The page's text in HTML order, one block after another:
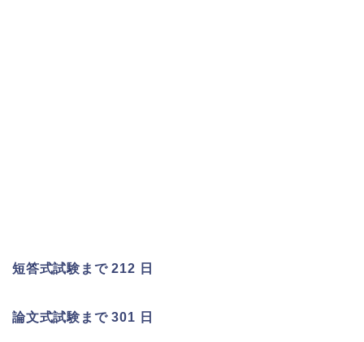
短答式試験まで 212 日
論文式試験まで 301 日